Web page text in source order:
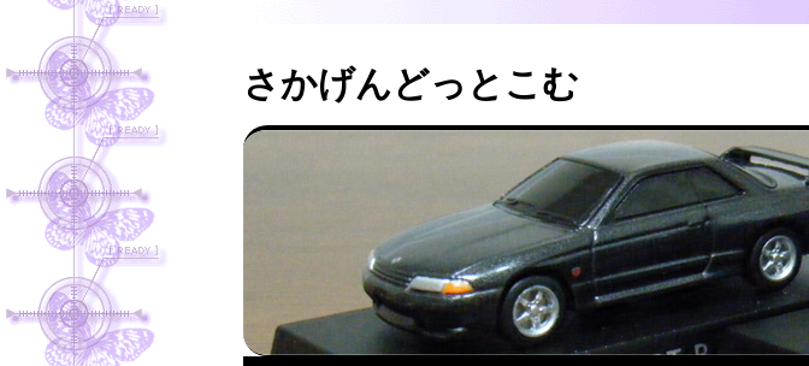
さかげんどっとこむ